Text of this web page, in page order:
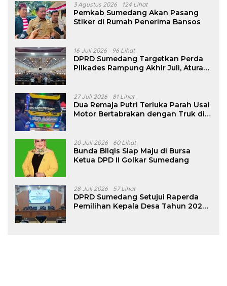
3 Agustus 2026 124 Lihat
Pemkab Sumedang Akan Pasang
Stiker di Rumah Penerima Bansos
16 Juli 2026 96 Lihat
DPRD Sumedang Targetkan Perda
Pilkades Rampung Akhir Juli, Aturan
27 Juli 2026 81 Lihat
Dua Remaja Putri Terluka Parah Usai
Motor Bertabrakan dengan Truk di
20 Juli 2026 60 Lihat
Bunda Bilqis Siap Maju di Bursa
Ketua DPD II Golkar Sumedang
28 Juli 2026 57 Lihat
DPRD Sumedang Setujui Raperda
Pemilihan Kepala Desa Tahun 2026